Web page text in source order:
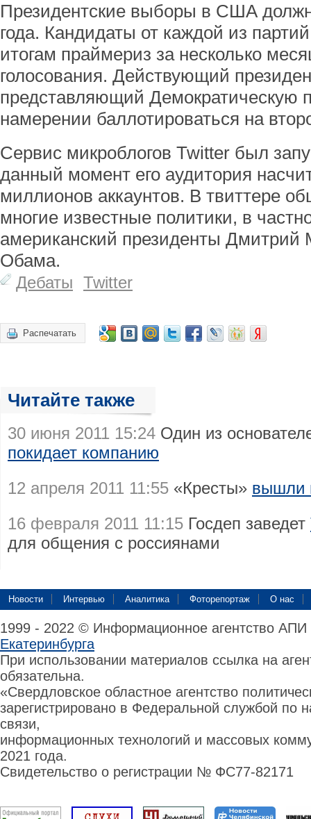
Президентские выборы в США
года. Кандидаты от каждой из
итогам праймериз за несколько
голосования. Действующий
представляющий Демократическую
намерении баллотироваться на
Сервис микроблогов Twitter был
данный момент его аудитория
миллионов аккаунтов. В твиттере
многие известные политики, в
американский президенты Дмитрий
Обама.
Дебаты Twitter
Распечатать
Читайте также
30 июня 2011 15:24 Один из
покидает компанию
12 апреля 2011 11:55 «Кресты» вышли
16 февраля 2011 11:15 Госдеп заведет
для общения с россиянами
Новости Интервью Аналитика Фоторепортаж О нас
1999 - 2022 © Информационное агентство
Екатеринбурга
При использовании материалов ссылка на
обязательна.
«Свердловское областное агентство
зарегистрировано в Федеральной службой по
связи,
информационных технологий и массовых
2021 года.
Свидетельство о регистрации № ФС77-82171